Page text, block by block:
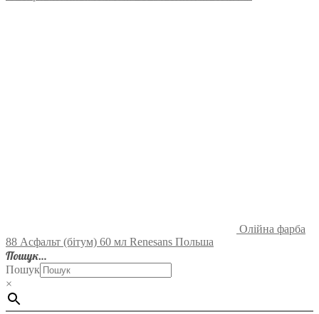
Олійна фарба
88 Асфальт (бітум) 60 мл Renesans Польша
Пошук…
Пошук
×